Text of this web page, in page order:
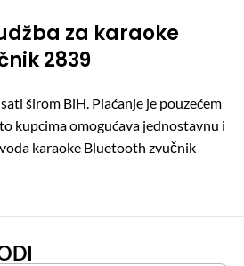
za karaoke
2839
širom BiH. Plaćanje je pouzećem
kupcima omogućava jednostavnu i
karaoke Bluetooth zvučnik